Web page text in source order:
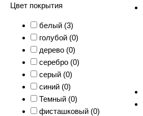
Цвет покрытия
белый (3)
голубой (0)
дерево (0)
серебро (0)
серый (0)
синий (0)
Темный (0)
фисташковый (0)